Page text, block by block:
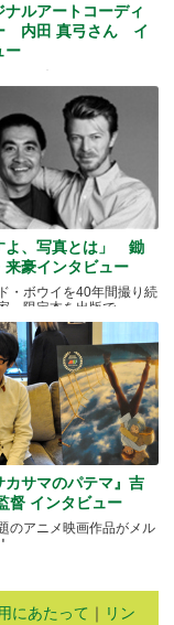
ナルアートコーディ
内田 真弓さん イ
ー
たアボリジニ・アートと
は…
よ、写真とは」 鋤
来豪インタビュー
・ボウイを40年間撮り続
、限定本を出版で
カサマのパテマ』吉
督 インタビュー
のアニメ映画作品がメル
にあたって ｜ リン